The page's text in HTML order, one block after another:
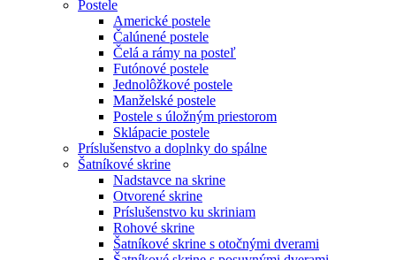
Postele
Americké postele
Čalúnené postele
Čelá a rámy na posteľ
Futónové postele
Jednolôžkové postele
Manželské postele
Postele s úložným priestorom
Sklápacie postele
Príslušenstvo a doplnky do spálne
Šatníkové skrine
Nadstavce na skrine
Otvorené skrine
Príslušenstvo ku skriniam
Rohové skrine
Šatníkové skrine s otočnými dverami